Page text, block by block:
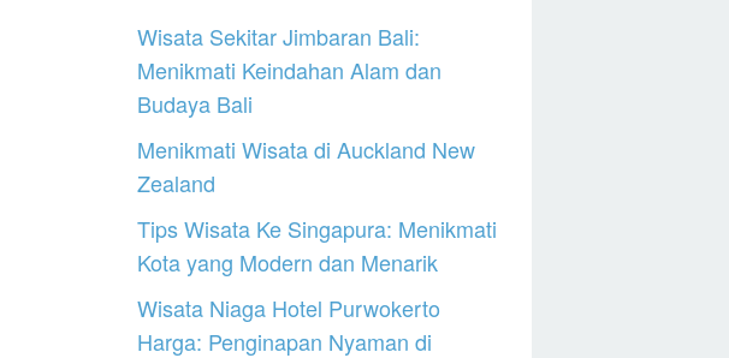
Wisata Sekitar Jimbaran Bali:
Menikmati Keindahan Alam dan
Budaya Bali
Menikmati Wisata di Auckland New
Zealand
Tips Wisata Ke Singapura: Menikmati
Kota yang Modern dan Menarik
Wisata Niaga Hotel Purwokerto
Harga: Penginapan Nyaman di